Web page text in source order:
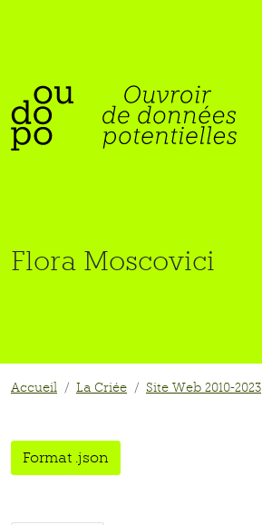
Flora Moscovici
Accueil La Criée Site Web 2010-2023
Format .json